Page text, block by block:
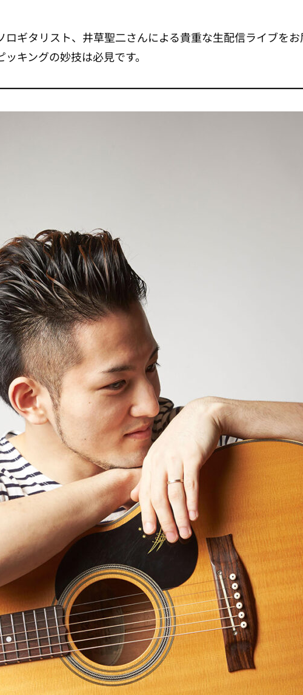
ギタリスト、井草聖二さんによる貴重な生配信ライブを
キングの妙技は必見です。